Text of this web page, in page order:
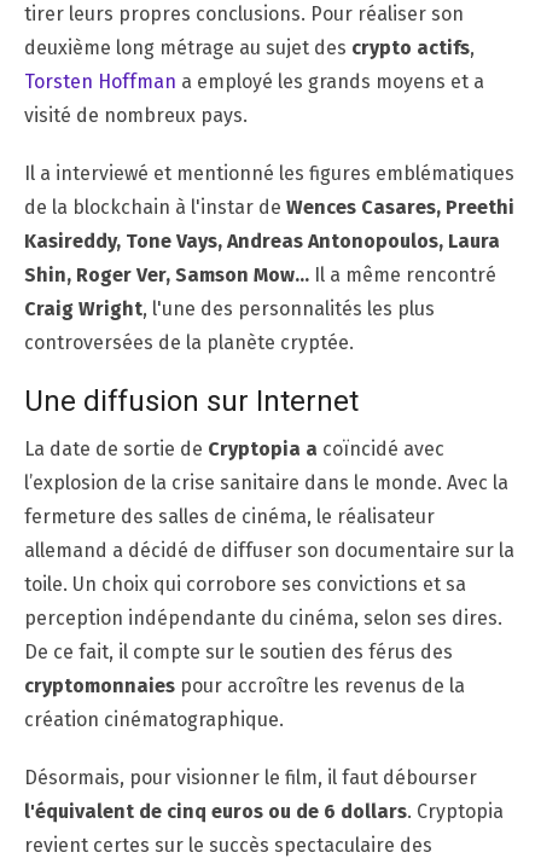
tirer leurs propres conclusions. Pour réaliser son
deuxième long métrage au sujet des crypto actifs,
Torsten Hoffman a employé les grands moyens et a
visité de nombreux pays.
Il a interviewé et mentionné les figures emblématiques
de la blockchain à l'instar de Wences Casares, Preethi
Kasireddy, Tone Vays, Andreas Antonopoulos, Laura
Shin, Roger Ver, Samson Mow… Il a même rencontré
Craig Wright, l'une des personnalités les plus
controversées de la planète cryptée.
Une diffusion sur Internet
La date de sortie de Cryptopia a coïncidé avec
l’explosion de la crise sanitaire dans le monde. Avec la
fermeture des salles de cinéma, le réalisateur
allemand a décidé de diffuser son documentaire sur la
toile. Un choix qui corrobore ses convictions et sa
perception indépendante du cinéma, selon ses dires.
De ce fait, il compte sur le soutien des férus des
cryptomonnaies pour accroître les revenus de la
création cinématographique.
Désormais, pour visionner le film, il faut débourser
l'équivalent de cinq euros ou de 6 dollars. Cryptopia
revient certes sur le succès spectaculaire des